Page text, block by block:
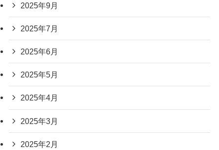
2025年9月
2025年7月
2025年6月
2025年5月
2025年4月
2025年3月
2025年2月